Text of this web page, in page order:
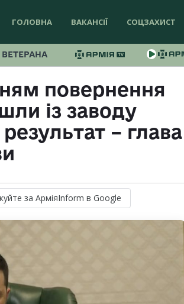
ГОЛОВНА ВАКАНСІЇ СОЦЗАХИСТ
повернення
із заводу
– глава
за АрміяInform в Google